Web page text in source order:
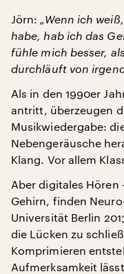
Jörn: „Wenn ich
habe, hab ich das
fühle mich besser,
durchläuft von
Als in den 1990er
antritt, überzeugen
Musikwiedergabe:
Nebengeräusche
Klang. Vor allem
Aber digitales Hören
Gehirn, finden
Universität Berlin
die Lücken zu
Komprimieren
Aufmerksamkeit